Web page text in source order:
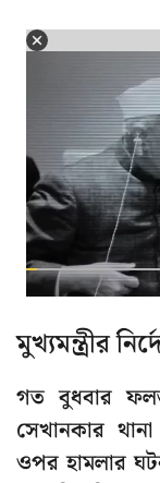
মুখ্যমন্ত্রীর
গত বুধবার
সেখানকার
ওপর হামলার